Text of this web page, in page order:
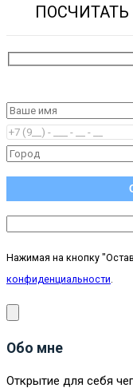
Нажимая на кнопку
конфиденциальности.
Обо мне
Открытие для себя